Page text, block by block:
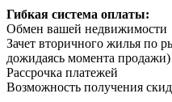
Гибкая система оплаты:
Обмен вашей недвижимости
Зачет вторичного жилья по
дожидаясь момента продажи)
Рассрочка платежей
Возможность получения